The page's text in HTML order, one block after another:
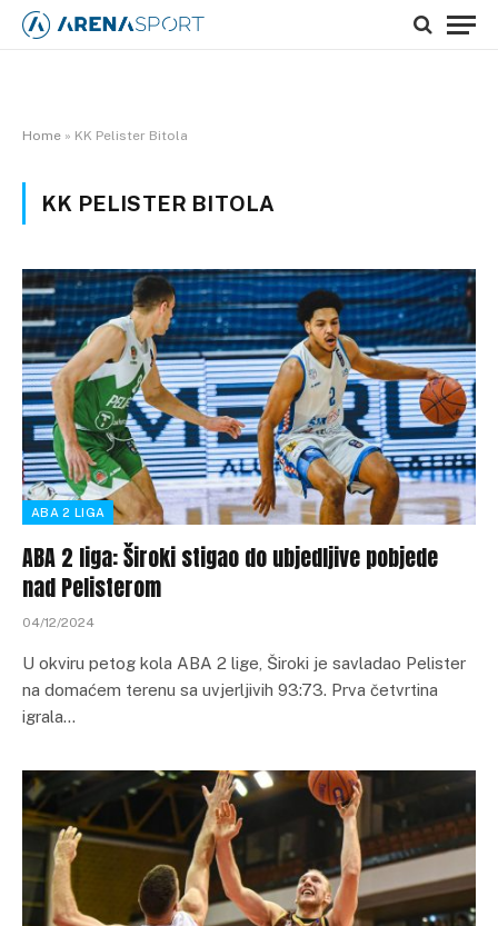
Home » KK Pelister Bitola
KK PELISTER BITOLA
ABA 2 LIGA
ABA 2 liga: Široki stigao do ubjedljive pobjede
nad Pelisterom
04/12/2024
U okviru petog kola ABA 2 lige, Široki je savladao Pelister
na domaćem terenu sa uvjerljivih 93:73. Prva četvrtina
igrala…